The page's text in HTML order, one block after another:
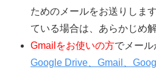
ためのメールをお送りします
ている場合は、あらかじめ
Gmailをお使いの方でメール
Google Drive、Gmail、